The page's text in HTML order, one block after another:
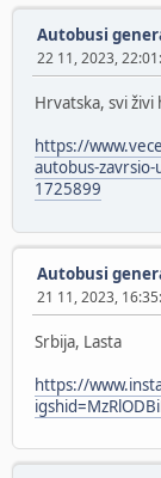
Autobusi
22 11, 2023,
Hrvatska, svi živi
https://
autobus-zavrsio-
1725899
Autobusi
21 11, 2023,
Srbija, Lasta
https://